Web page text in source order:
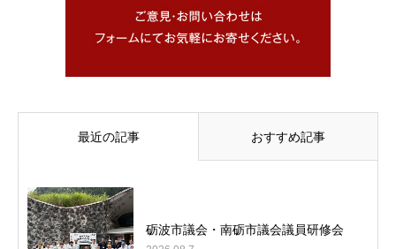
最近の記事 おすすめ記事
砺波市議会・南砺市議会議員研修会